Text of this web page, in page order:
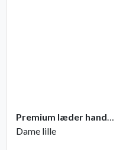
Premium læder handske Flutter
Dame lille